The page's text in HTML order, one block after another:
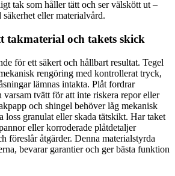
tak som håller tätt och ser välskött ut –
eller materialvård.
takmaterial och takets skick
för ett säkert och hållbart resultat. Tegel
rengöring med kontrollerat tryck,
lämnas intakta. Plåt fordrar
varsam tvätt för att inte riskera repor eller
och shingel behöver låg mekanisk
loss granulat eller skada tätskikt. Har taket
eller korroderade plåtdetaljer
föreslår åtgärder. Denna materialstyrda
bevarar garantier och ger bästa funktion